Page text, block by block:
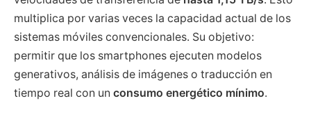
multiplica por varias veces la capacidad actual de los
sistemas móviles convencionales. Su objetivo:
permitir que los smartphones ejecuten modelos
generativos, análisis de imágenes o traducción en
tiempo real con un consumo energético mínimo.